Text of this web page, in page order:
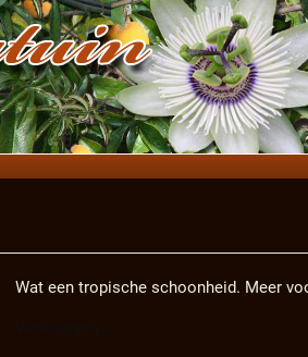
Wat een tropische schoonheid. Meer